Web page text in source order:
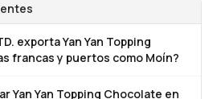
exporta Yan Yan Topping
francas y puertos como Moín?
Yan Yan Topping Chocolate en